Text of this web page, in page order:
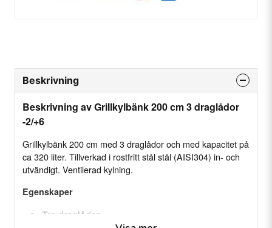
Beskrivning
Beskrivning av Grillkylbänk 200 cm 3 draglådor
-2/+6
Grillkylbänk 200 cm med 3 draglådor och med kapacitet på
ca 320 liter. Tillverkad i rostfritt stål stål (AISI304) in- och
utvändigt. Ventilerad kylning.
Egenskaper
Tre draglådor